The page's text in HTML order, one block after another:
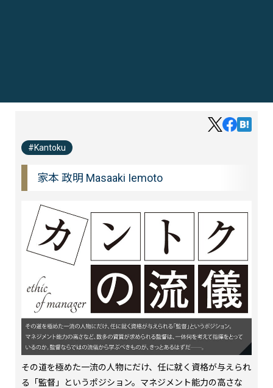
Kantoku
家本 政明 Masaaki Iemoto
その道を極めた一流の人物にだけ、任に就く資格が与えられ
る「監督」というポジション。マネジメント能力の高さな